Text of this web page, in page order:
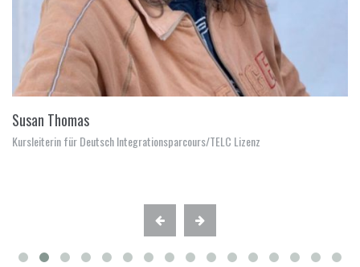
Susan Thomas
Kursleiterin für Deutsch Integrationsparcours/TELC Lizenz